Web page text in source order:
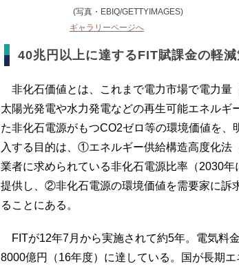
(写真・EBIQ/GETTYIMAGES)
ギャラリーページへ
40兆円以上に達するFIT賦課金の軽減
非化石価値とは、これまで電力市場で電力量
太陽光発電や水力発電などの再生可能エネルギ
た非化石電源がもつCO2ゼロ等の環境価値を
入する目的は、①エネルギー供給構造高度化法
業者に求められている非化石電源比率（2030
提供し、②非化石電源の環境価値を需要家に訴
ることにある。
FITが12年7月から実施されて約5年。電気料
8000億円（16年度）に達している。国が長期